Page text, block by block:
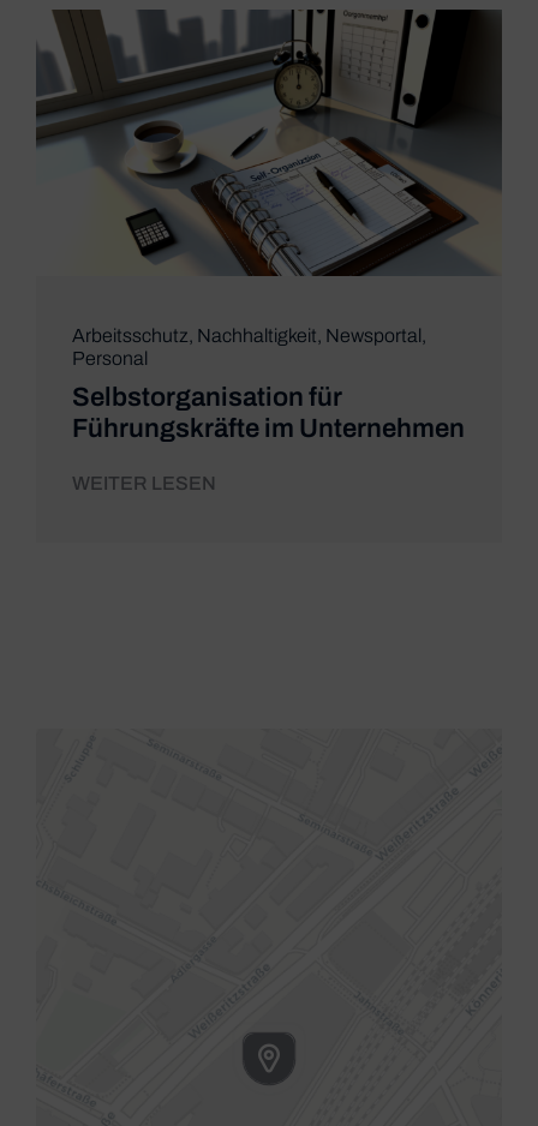
Arbeitsschutz, Nachhaltigkeit, Newsportal,
Personal
Selbstorganisation für
Führungskräfte im Unternehmen
WEITER LESEN